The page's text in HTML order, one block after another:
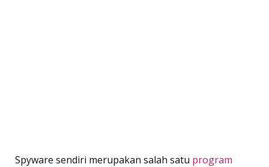
Spyware sendiri merupakan salah satu program